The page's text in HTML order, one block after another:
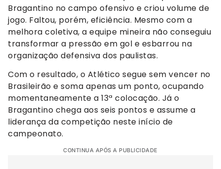
Bragantino no campo ofensivo e criou volume de
jogo. Faltou, porém, eficiência. Mesmo com a
melhora coletiva, a equipe mineira não conseguiu
transformar a pressão em gol e esbarrou na
organização defensiva dos paulistas.
Com o resultado, o Atlético segue sem vencer no
Brasileirão e soma apenas um ponto, ocupando
momentaneamente a 13ª colocação. Já o
Bragantino chega aos seis pontos e assume a
liderança da competição neste início de
campeonato.
CONTINUA APÓS A PUBLICIDADE